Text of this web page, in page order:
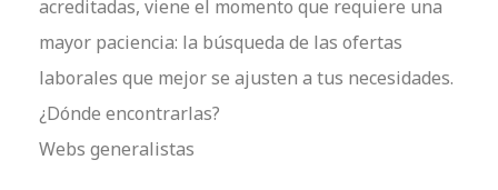
acreditadas, viene el momento que requiere una
mayor paciencia: la búsqueda de las ofertas
laborales que mejor se ajusten a tus necesidades.
¿Dónde encontrarlas?
Webs generalistas